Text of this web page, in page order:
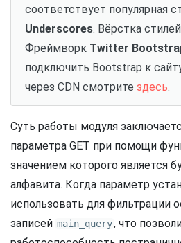
соответствует популярная
Underscores. Вёрстка
Фреймворк Twitter
подключить Bootstrap к
через CDN смотрите здесь.
Суть работы модуля
параметра GET при помощи
значением которого является
алфавита. Когда параметр
использовать для фильтрации
записей main_query, что